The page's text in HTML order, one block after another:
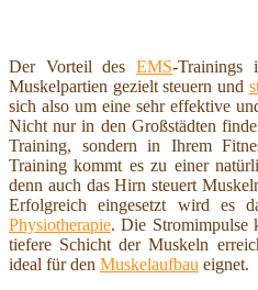
Der Vorteil des EMS-Trainings
Muskelpartien gezielt steuern und
sich also um eine sehr effektive
Nicht nur in den Großstädten
Training, sondern in Ihrem
Training kommt es zu einer
denn auch das Hirn steuert
Erfolgreich eingesetzt wird es
Physiotherapie. Die Stromimpulse
tiefere Schicht der Muskeln
ideal für den Muskelaufbau eignet.